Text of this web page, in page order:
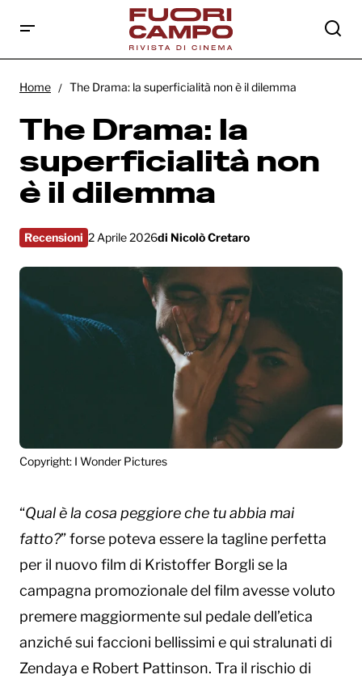
Home The Drama: la superficialità non è il dilemma
The Drama: la
superficialità non
è il dilemma
Recensioni 2 Aprile 2026di Nicolò Cretaro
Copyright: I Wonder Pictures
“Qual è la cosa peggiore che tu abbia mai
fatto?” forse poteva essere la tagline perfetta
per il nuovo film di Kristoffer Borgli se la
campagna promozionale del film avesse voluto
premere maggiormente sul pedale dell’etica
anziché sui faccioni bellissimi e qui stralunati di
Zendaya e Robert Pattinson. Tra il rischio di